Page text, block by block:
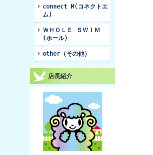
connect M(コネクトエ
ム)
ＷＨＯＬＥ ＳＷＩＭ
(ホール)
other（その他）
店長紹介